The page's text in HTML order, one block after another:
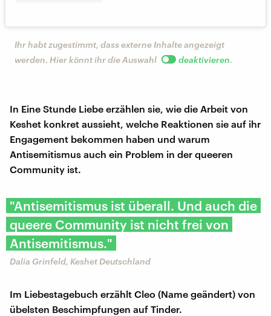
Ihr habt zugestimmt, dass externe Inhalte angezeigt
werden. Hier könnt ihr die Auswahl
deaktivieren.
In Eine Stunde Liebe erzählen sie, wie die Arbeit von
Keshet konkret aussieht, welche Reaktionen sie auf ihr
Engagement bekommen haben und warum
Antisemitismus auch ein Problem in der queeren
Community ist.
"Antisemitismus ist überall. Und auch die
queere Community ist nicht frei von
Antisemitismus."
Dalia Grinfeld, Keshet Deutschland
Im Liebestagebuch erzählt Cleo (Name geändert) von
übelsten Beschimpfungen auf Tinder.